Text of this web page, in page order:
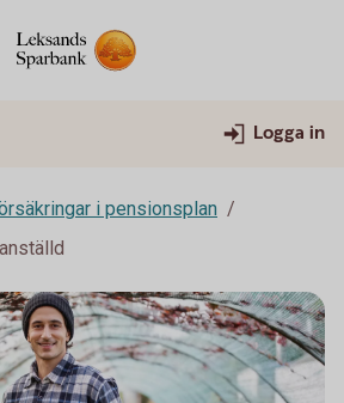
Logga in
i pensionsplan